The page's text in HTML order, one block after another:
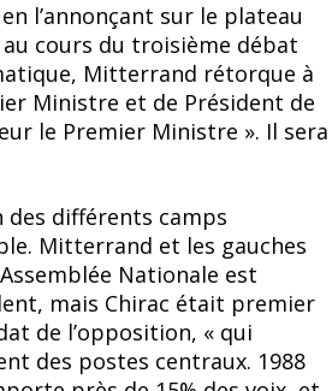
l’annonçant sur le plateau
cours du troisième débat
Mitterrand rétorque à
Ministre et de Président de
le Premier Ministre ». Il sera
différents camps
Mitterrand et les gauches
Nationale est
mais Chirac était premier
de l’opposition, « qui
des postes centraux. 1988